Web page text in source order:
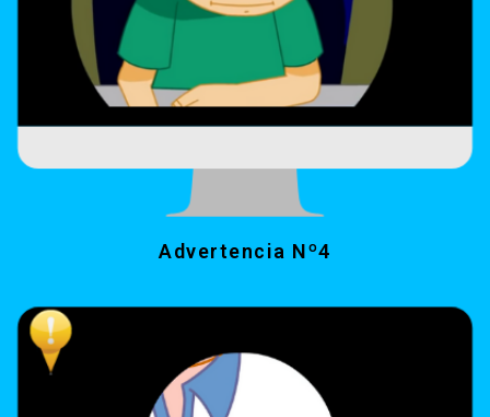
Advertencia Nº4